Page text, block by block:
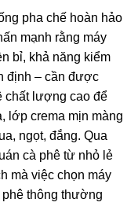
pha chế hoàn hảo
mạnh rằng máy
bỉ, khả năng kiểm
định – cần được
chất lượng cao để
lớp crema mịn màng
ngọt, đắng. Qua
cà phê từ nhỏ lẻ
mà việc chọn máy
thông thường